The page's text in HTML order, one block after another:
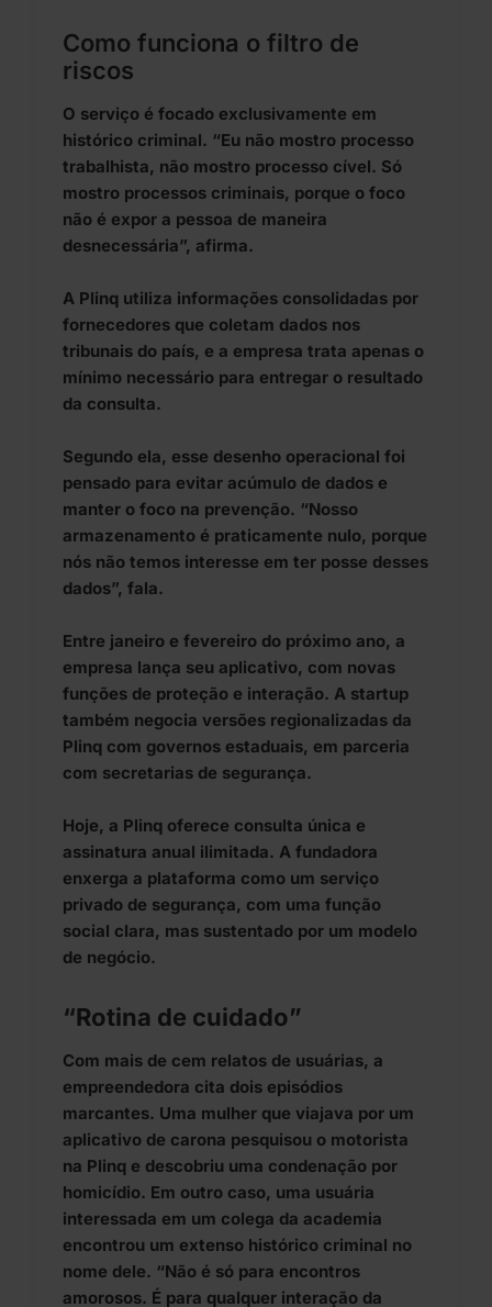
Como funciona o filtro de
riscos
O serviço é focado exclusivamente em
histórico criminal. “Eu não mostro processo
trabalhista, não mostro processo cível. Só
mostro processos criminais, porque o foco
não é expor a pessoa de maneira
desnecessária”, afirma.
A Plinq utiliza informações consolidadas por
fornecedores que coletam dados nos
tribunais do país, e a empresa trata apenas o
mínimo necessário para entregar o resultado
da consulta.
Segundo ela, esse desenho operacional foi
pensado para evitar acúmulo de dados e
manter o foco na prevenção. “Nosso
armazenamento é praticamente nulo, porque
nós não temos interesse em ter posse desses
dados”, fala.
Entre janeiro e fevereiro do próximo ano, a
empresa lança seu aplicativo, com novas
funções de proteção e interação. A startup
também negocia versões regionalizadas da
Plinq com governos estaduais, em parceria
com secretarias de segurança.
Hoje, a Plinq oferece consulta única e
assinatura anual ilimitada. A fundadora
enxerga a plataforma como um serviço
privado de segurança, com uma função
social clara, mas sustentado por um modelo
de negócio.
“Rotina de cuidado”
Com mais de cem relatos de usuárias, a
empreendedora cita dois episódios
marcantes. Uma mulher que viajava por um
aplicativo de carona pesquisou o motorista
na Plinq e descobriu uma condenação por
homicídio. Em outro caso, uma usuária
interessada em um colega da academia
encontrou um extenso histórico criminal no
nome dele. “Não é só para encontros
amorosos. É para qualquer interação da